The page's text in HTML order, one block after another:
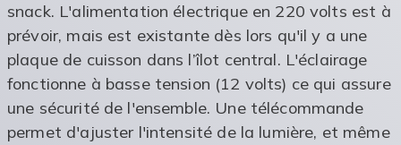
snack. L'alimentation électrique en 220 volts est à
prévoir, mais est existante dès lors qu'il y a une
plaque de cuisson dans l’îlot central. L'éclairage
fonctionne à basse tension (12 volts) ce qui assure
une sécurité de l'ensemble. Une télécommande
permet d'ajuster l'intensité de la lumière, et même